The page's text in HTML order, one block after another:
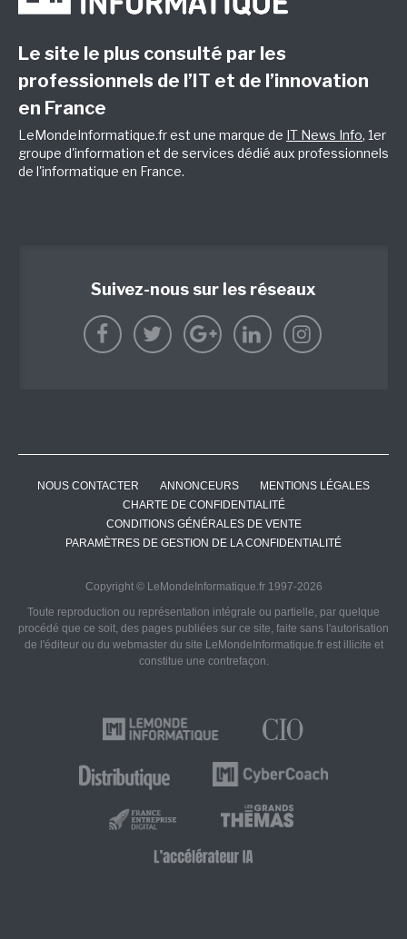
Le site le plus consulté par les
professionnels de l’IT et de l’innovation
en France
LeMondeInformatique.fr est une marque de IT News Info, 1er
groupe d'information et de services dédié aux professionnels
de l'informatique en France.
Suivez-nous sur les réseaux
NOUS CONTACTER ANNONCEURS
MENTIONS LÉGALES
CHARTE DE CONFIDENTIALITÉ
CONDITIONS GÉNÉRALES DE VENTE
PARAMÈTRES DE GESTION DE LA CONFIDENTIALITÉ
Copyright © LeMondeInformatique.fr 1997-2026
Toute reproduction ou représentation intégrale ou partielle, par quelque
procédé que ce soit, des pages publiées sur ce site, faite sans l'autorisation
de l'éditeur ou du webmaster du site LeMondeInformatique.fr est illicite et
constitue une contrefaçon.